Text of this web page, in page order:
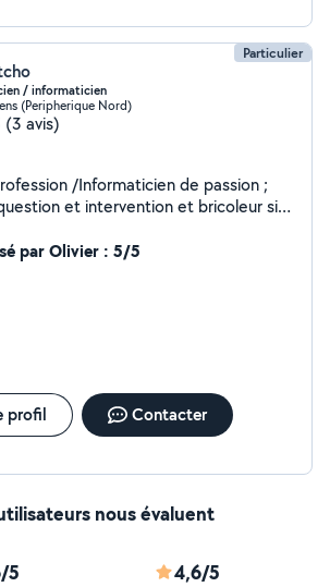
Particulier
/ informaticien
(Peripherique Nord)
(3 avis)
/Informaticien de passion ;
et intervention et bricoleur si
par Olivier : 5/5
profil Contacter
nous évaluent
5 4,6/5